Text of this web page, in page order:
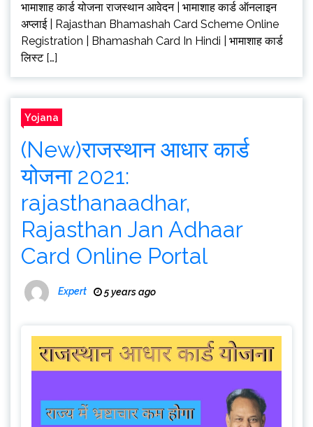
भामाशाह कार्ड योजना राजस्थान आवेदन | भामाशाह कार्ड ऑनलाइन
अप्लाई | Rajasthan Bhamashah Card Scheme Online
Registration | Bhamashah Card In Hindi | भामाशाह कार्ड
लिस्ट […]
Yojana
(New)राजस्थान आधार कार्ड
योजना 2021:
rajasthanaadhar,
Rajasthan Jan Adhaar
Card Online Portal
Expert 5 years ago